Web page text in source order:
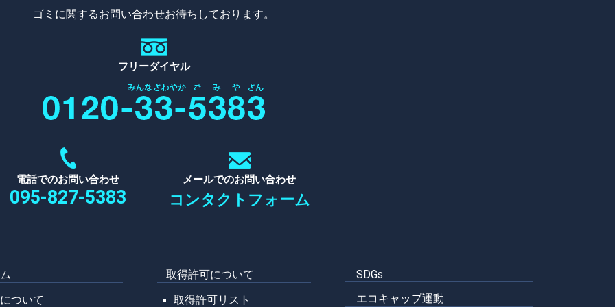
ゴミに関するお問い合わせお待ちしております。
フリーダイヤル
電話でのお問い合わせ
095-827-5383
メールでのお問い合わせ
コンタクトフォーム
ついて
取得許可について
取得許可リスト
SDGs
エコキャップ運動